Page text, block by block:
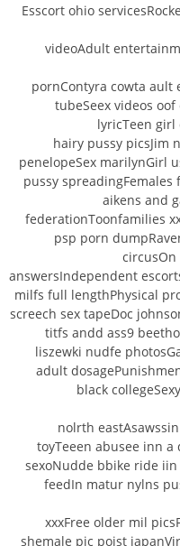
Esscort ohio
videoAdult
pornContyra cowta ault
tubeSeex videos oof
lyricTeen girl
hairy pussy picsJim
penelopeSex marilynGirl
pussy
aikens and
federationToonfamilies
psp porn
circusOn
answersIndependent
milfs full lengthPhysical
screech sex tapeDoc
titfs andd ass9
liszewki nudfe
adult
black
nolrth
toyTeeen abusee inn
sexoNudde bbike ride
feedIn matur nylns
xxxFree older mil
shemale pic poist